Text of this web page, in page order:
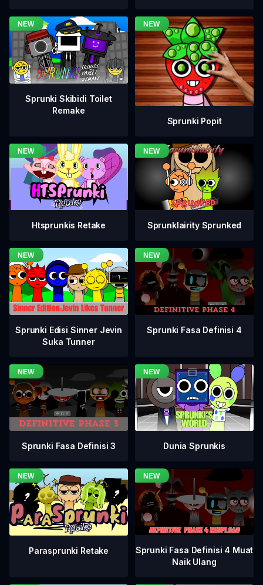
Sprunki Skibidi Toilet
Remake
Sprunki Popit
Htsprunkis Retake Sprunklairity Sprunked
Sprunki Edisi Sinner Jevin
Suka Tunner
Sprunki Fasa Definisi 4
Sprunki Fasa Definisi 3 Dunia Sprunkis
Parasprunki Retake
Sprunki Fasa Definisi 4 Muat
Naik Ulang